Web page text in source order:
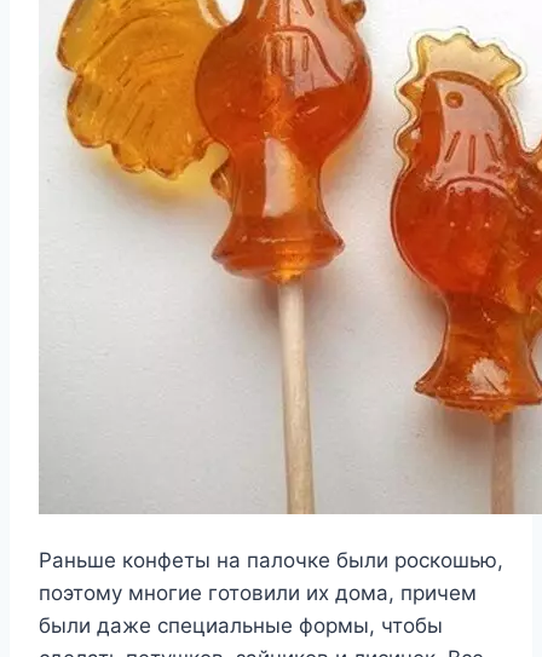
Раньше конфеты на палочке были роскошью,
поэтому многие готовили их дома, причем
были даже специальные формы, чтобы